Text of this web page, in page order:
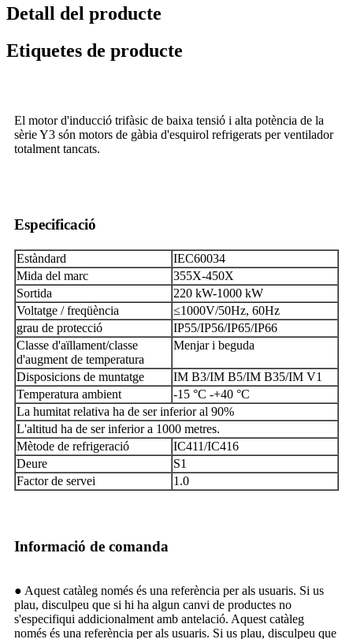
Detall del producte
Etiquetes de producte
El motor d'inducció trifàsic de baixa tensió i alta potència de la
sèrie Y3 són motors de gàbia d'esquirol refrigerats per ventilador
totalment tancats.
Especificació
Estàndard
IEC60034
Mida del marc
355X-450X
Sortida
220 kW-1000 kW
Voltatge / freqüència
≤1000V/50Hz, 60Hz
grau de protecció
IP55/IP56/IP65/IP66
Classe d'aïllament/classe
d'augment de temperatura
Menjar i beguda
Disposicions de muntatge
IM B3/IM B5/IM B35/IM V1
Temperatura ambient
-15 °C -+40 °C
La humitat relativa ha de ser inferior al 90%
L'altitud ha de ser inferior a 1000 metres.
Mètode de refrigeració
IC411/IC416
Deure
S1
Factor de servei
1.0
Informació de comanda
● Aquest catàleg només és una referència per als usuaris. Si us
plau, disculpeu que si hi ha algun canvi de productes no
s'especifiqui addicionalment amb antelació. Aquest catàleg
només és una referència per als usuaris. Si us plau, disculpeu que